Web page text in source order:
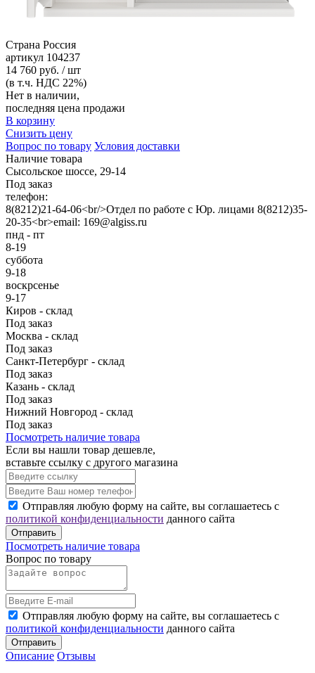
Страна Россия
артикул 104237
14 760 руб. / шт
(в т.ч. НДС 22%)
Нет в наличии,
последняя цена продажи
В корзину
Снизить цену
Вопрос по товару Условия доставки
Наличие товара
Сысольское шоссе, 29-14
Под заказ
телефон:
8(8212)21-64-06<br/>Отдел по работе с Юр. лицами 8(8212)35-
20-35<br>email: 169@algiss.ru
пнд - пт
8-19
суббота
9-18
воскрсенье
9-17
Киров - склад
Под заказ
Москва - склад
Под заказ
Санкт-Петербург - склад
Под заказ
Казань - склад
Под заказ
Нижний Новгород - склад
Под заказ
Посмотреть наличие товара
Если вы нашли товар дешевле,
вставьте ссылку с другого магазина
Отправляя любую форму на сайте, вы соглашаетесь с
политикой конфиденциальности данного сайта
Отправить
Посмотреть наличие товара
Вопрос по товару
Отправляя любую форму на сайте, вы соглашаетесь с
политикой конфиденциальности данного сайта
Отправить
Описание Отзывы